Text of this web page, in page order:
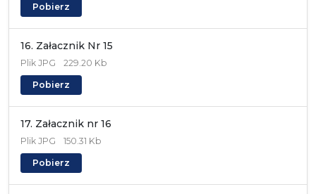
Pobierz
16. Załacznik Nr 15
Plik JPG 229.20 Kb
Pobierz
17. Załacznik nr 16
Plik JPG 150.31 Kb
Pobierz